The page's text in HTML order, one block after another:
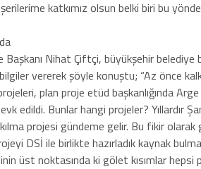
katkımız olsun belki biri bu
Nihat Çiftçi, büyükşehir belediye
vererek şöyle konuştu; “Az önce
plan proje etüd başkanlığında Arge
edildi. Bunlar hangi projeler? Yıllardır
projesi gündeme gelir. Bu fikir
DSİ ile birlikte hazırladık kaynak
üst noktasında ki gölet kısımlar hepsi